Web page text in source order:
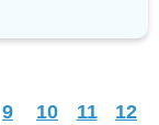
9 10 11
12